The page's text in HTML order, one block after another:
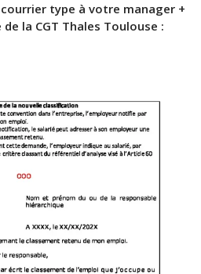
type à votre manager +
la CGT Thales Toulouse :